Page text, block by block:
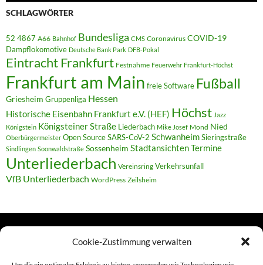
Cookie-Zustimmung verwalten
SCHLAGWÖRTER
52 4867 A66 Bahnhof Bundesliga CMS Coronavirus COVID-19
Dampflokomotive Deutsche Bank Park DFB-Pokal
Eintracht Frankfurt Festnahme Feuerwehr Frankfurt-Höchst
Frankfurt am Main freie Software Fußball
Griesheim Gruppenliga Hessen
Historische Eisenbahn Frankfurt e.V. (HEF) Höchst Jazz
Königstein Königsteiner Straße Liederbach Mike Josef Mond Nied
Oberbürgermeister Open SourceSARS-CoV-2 SchwanheimSieringstraße
Sindlingen Soonwaldstraße Sossenheim StadtansichtenTermine
Unterliederbach Vereinsring Verkehrsunfall
VfB Unterliederbach WordPress Zeilsheim